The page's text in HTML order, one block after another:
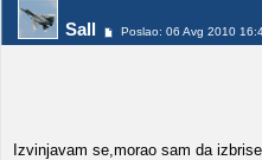
Sall Poslao: 06 Avg 2010
Izvinjavam se,morao sam da